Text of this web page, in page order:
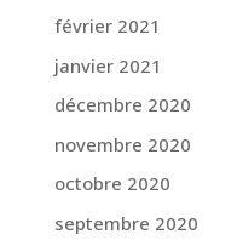
février 2021
janvier 2021
décembre 2020
novembre 2020
octobre 2020
septembre 2020